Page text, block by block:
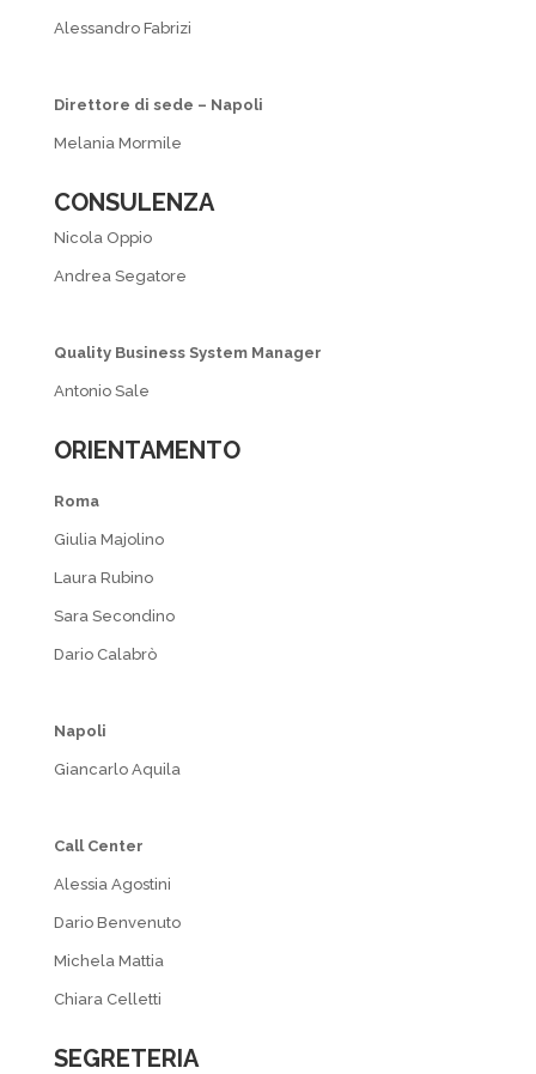
Alessandro Fabrizi
Direttore di sede – Napoli
Melania Mormile
CONSULENZA
Nicola Oppio
Andrea Segatore
Quality Business System Manager
Antonio Sale
ORIENTAMENTO
Roma
Giulia Majolino
Laura Rubino
Sara Secondino
Dario Calabrò
Napoli
Giancarlo Aquila
Call Center
Alessia Agostini
Dario Benvenuto
Michela Mattia
Chiara Celletti
SEGRETERIA